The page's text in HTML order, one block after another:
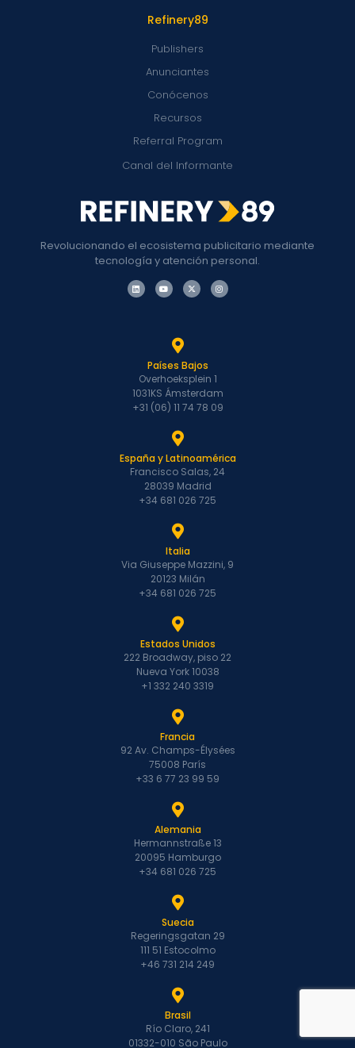
Revolucionando el ecosistema publicitario mediante
tecnología y atención personal.
Refinery89
Publishers
Anunciantes
Conócenos
Recursos
Referral Program
Canal del Informante
Países Bajos
Overhoeksplein 1
1031KS Ámsterdam
+31 (06) 11 74 78 09
España y Latinoamérica
Francisco Salas, 24
28039 Madrid
+34 681 026 725
Italia
Via Giuseppe Mazzini, 9
20123 Milán
+34 681 026 725
Estados Unidos
222 Broadway, piso 22
Nueva York 10038
+1 332 240 3319
Francia
92 Av. Champs-Élysées
75008 París
+33 6 77 23 99 59
Alemania
Hermannstraße 13
20095 Hamburgo
+34 681 026 725
Suecia
Regeringsgatan 29
111 51 Estocolmo
+46 731 214 249
Brasil
Río Claro, 241
01332-010 São Paulo